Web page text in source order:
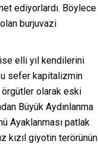
ediyorlardı. Böylece
burjuvazi
elli yıl kendilerini
sefer kapitalizmin
örgütler olarak eski
Büyük Aydınlanma
Ayaklanması patlak
kızıl giyotin terörünün